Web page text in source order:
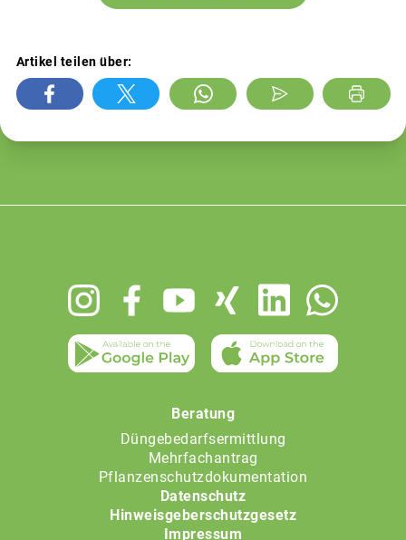
Artikel teilen über:
Beratung
Düngebedarfsermittlung
Mehrfachantrag
Pflanzenschutzdokumentation
Datenschutz
Hinweisgeberschutzgesetz
Impressum